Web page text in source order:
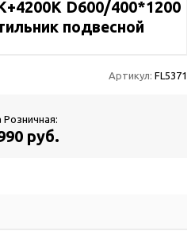
D600/400*1200
подвесной
Артикул: FL5371
Розничная:
руб.